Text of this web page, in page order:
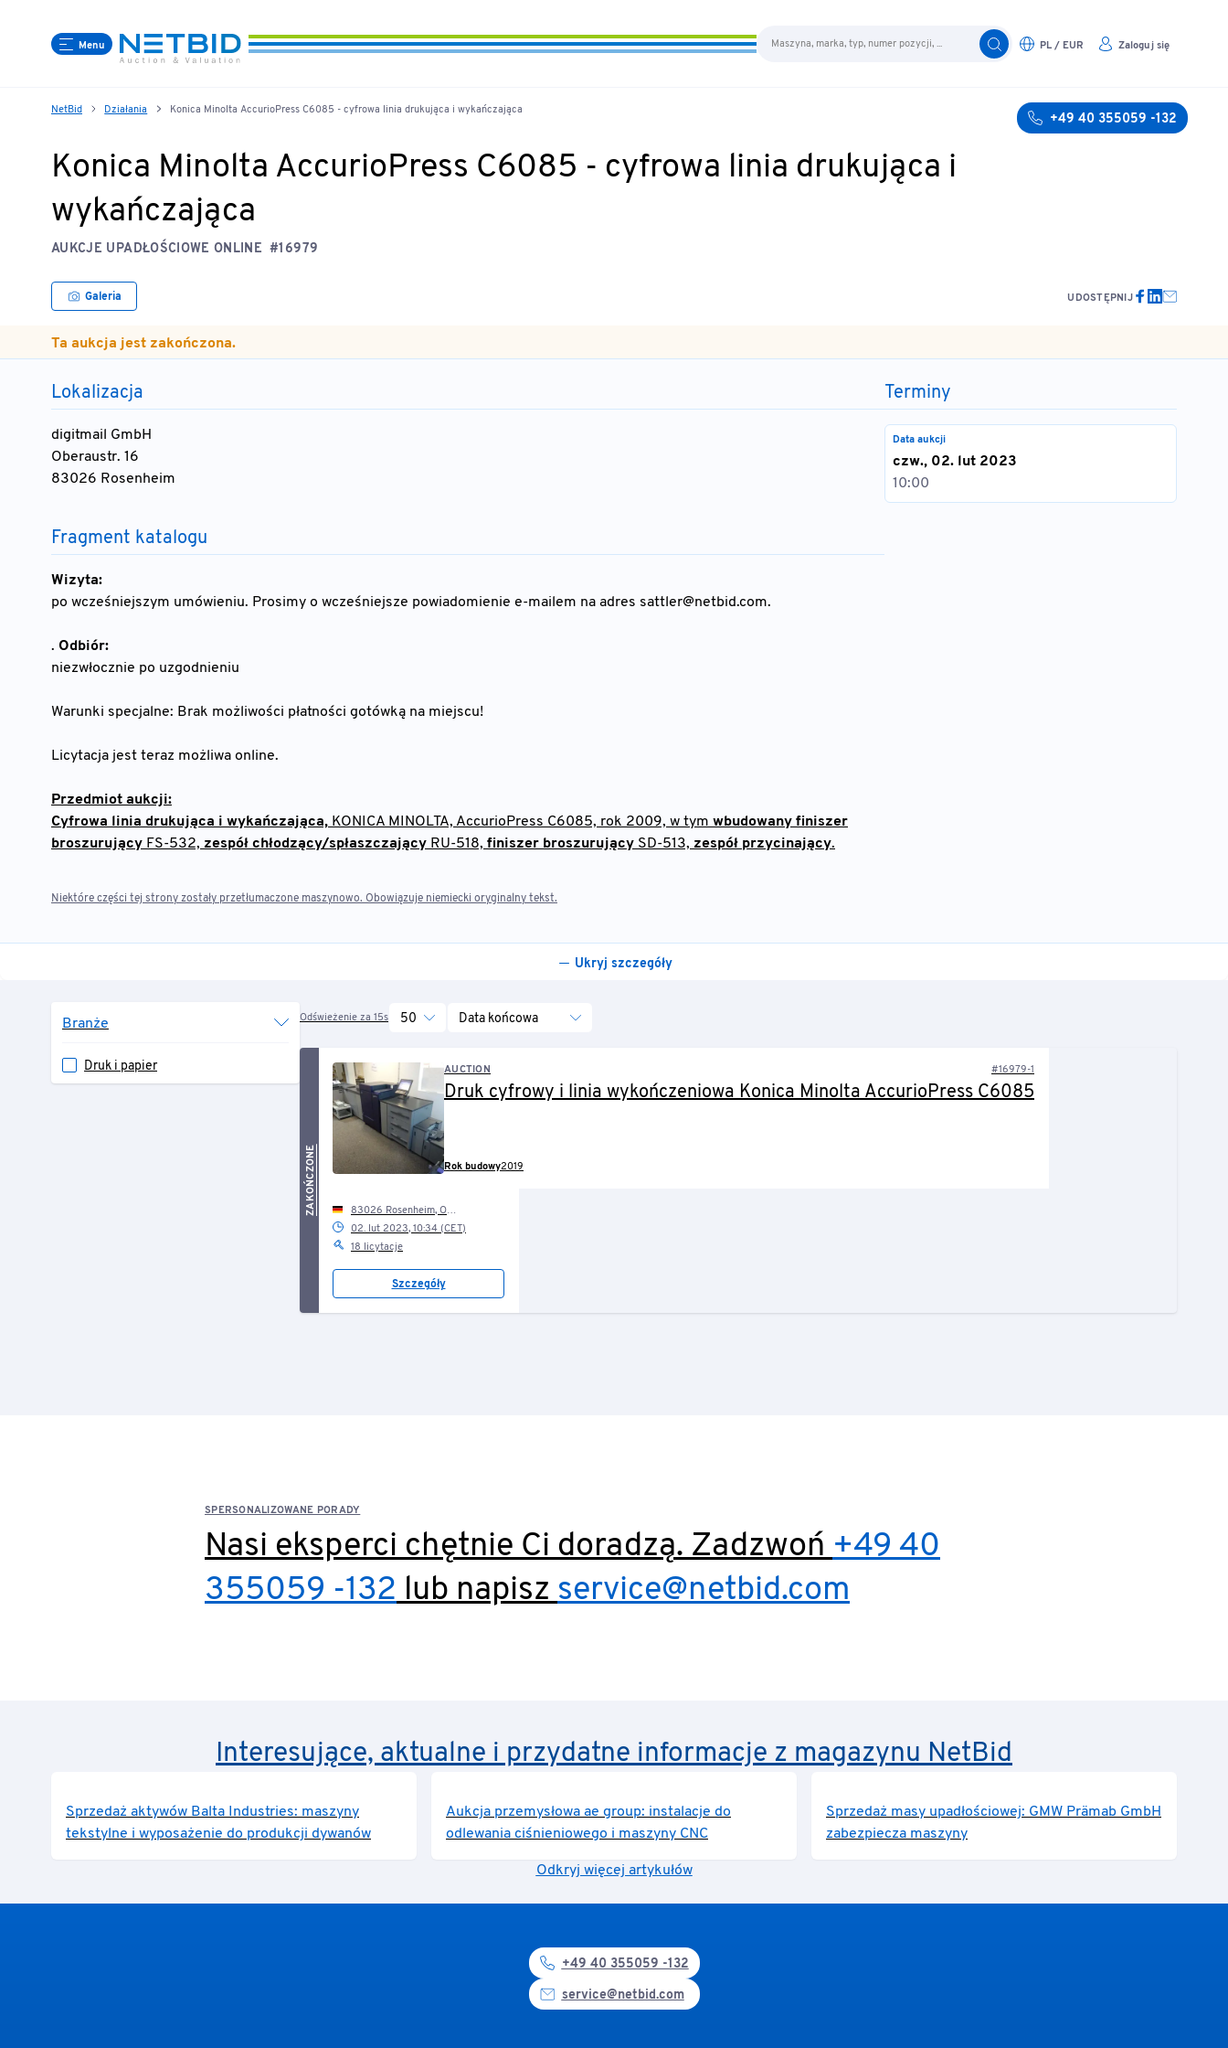
Menu PL / EUR Zaloguj się
NetBid Działania Konica Minolta AccurioPress C6085 - cyfrowa linia drukująca i wykańczająca
+49 40 355059 -132
Konica Minolta AccurioPress C6085 - cyfrowa linia drukująca i
wykańczająca
AUKCJE UPADŁOŚCIOWE ONLINE #16979
Galeria UDOSTĘPNIJ
Ta aukcja jest zakończona.
Terminy
Data aukcji
czw., 02. lut 2023
10:00
Lokalizacja
digitmail GmbH
Oberaustr. 16
83026 Rosenheim
Fragment katalogu
Wizyta:
po wcześniejszym umówieniu. Prosimy o wcześniejsze powiadomienie e-mailem na adres sattler@netbid.com.
. Odbiór:
niezwłocznie po uzgodnieniu
Warunki specjalne: Brak możliwości płatności gotówką na miejscu!
Licytacja jest teraz możliwa online.
Przedmiot aukcji:
Cyfrowa linia drukująca i wykańczająca,KONICA MINOLTA, AccurioPress C6085, rok 2009, w tymwbudowany finiszer
broszurującyFS-532,zespół chłodzący/spłaszczającyRU-518,finiszer broszurującySD-513,zespół przycinający.
Niektóre części tej strony zostały przetłumaczone maszynowo. Obowiązuje niemiecki oryginalny tekst.
Ukryj szczegóły
Branże
Druk i papier
Odświeżenie za 15s 50 Data końcowa
ZAKOŃCZONE
AUCTION #16979-1
Druk cyfrowy i linia wykończeniowa Konica Minolta AccurioPress C6085
Rok budowy2019
83026 Rosenheim, Oberaustr. 16
02. lut 2023, 10:34 (CET)
18 licytacje
Szczegóły
SPERSONALIZOWANE PORADY
Nasi eksperci chętnie Ci doradzą. Zadzwoń+49 40
355059 -132lub napiszservice@netbid.com
Interesujące, aktualne i przydatne informacje z magazynu NetBid
Sprzedaż aktywów Balta Industries: maszyny
tekstylne i wyposażenie do produkcji dywanów
Aukcja przemysłowa ae group: instalacje do
odlewania ciśnieniowego i maszyny CNC
Sprzedaż masy upadłościowej: GMW Prämab GmbH
zabezpiecza maszyny
Odkryj więcej artykułów
+49 40 355059 -132
service@netbid.com